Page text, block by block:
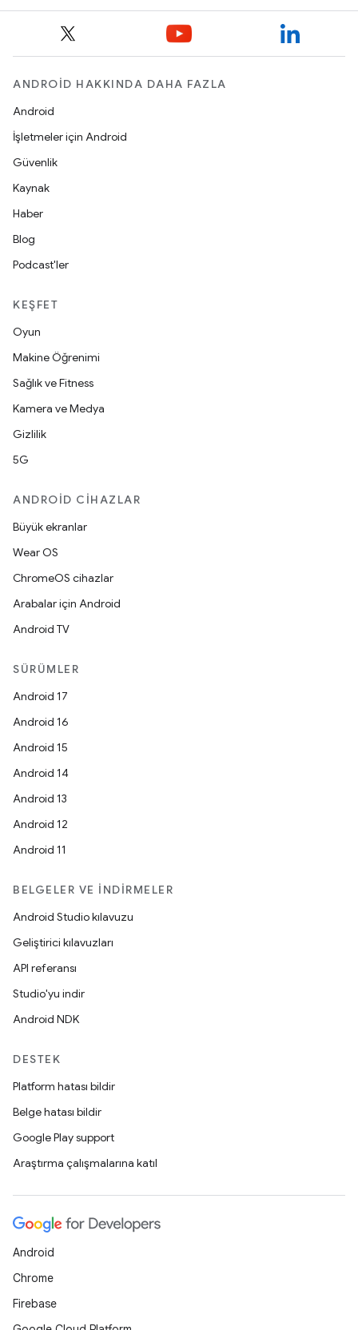
ANDROID HAKKINDA DAHA FAZLA
Android
İşletmeler için Android
Güvenlik
Kaynak
Haber
Blog
Podcast'ler
KEŞFET
Oyun
Makine Öğrenimi
Sağlık ve Fitness
Kamera ve Medya
Gizlilik
5G
ANDROID CIHAZLAR
Büyük ekranlar
Wear OS
ChromeOS cihazlar
Arabalar için Android
Android TV
SÜRÜMLER
Android 17
Android 16
Android 15
Android 14
Android 13
Android 12
Android 11
BELGELER VE İNDIRMELER
Android Studio kılavuzu
Geliştirici kılavuzları
API referansı
Studio'yu indir
Android NDK
DESTEK
Platform hatası bildir
Belge hatası bildir
Google Play support
Araştırma çalışmalarına katıl
Android
Chrome
Firebase